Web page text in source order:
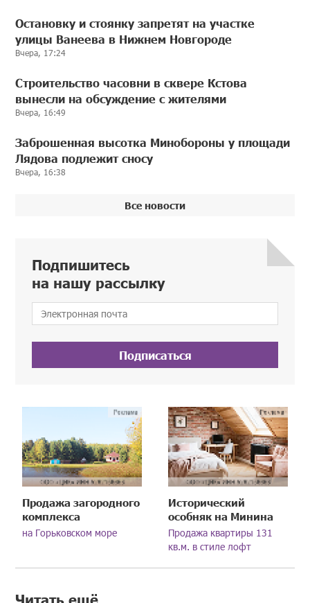
Остановку и стоянку запретят на участке
улицы Ванеева в Нижнем Новгороде
Вчера, 17:24
Строительство часовни в сквере Кстова
вынесли на обсуждение с жителями
Вчера, 16:49
Заброшенная высотка Минобороны у площади
Лядова подлежит сносу
Вчера, 16:38
Все новости
Подпишитесь
на нашу рассылку
Подписаться
Продажа загородного
комплекса
на Горьковском море
Исторический
особняк на Минина
Продажа квартиры 131
кв.м. в стиле лофт
Читать ещё